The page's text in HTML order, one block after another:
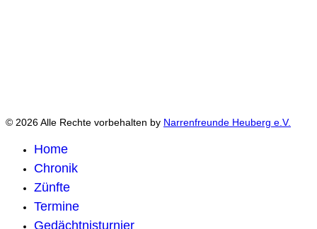
© 2026 Alle Rechte vorbehalten by Narrenfreunde Heuberg e.V.
Home
Chronik
Zünfte
Termine
Gedächtnisturnier